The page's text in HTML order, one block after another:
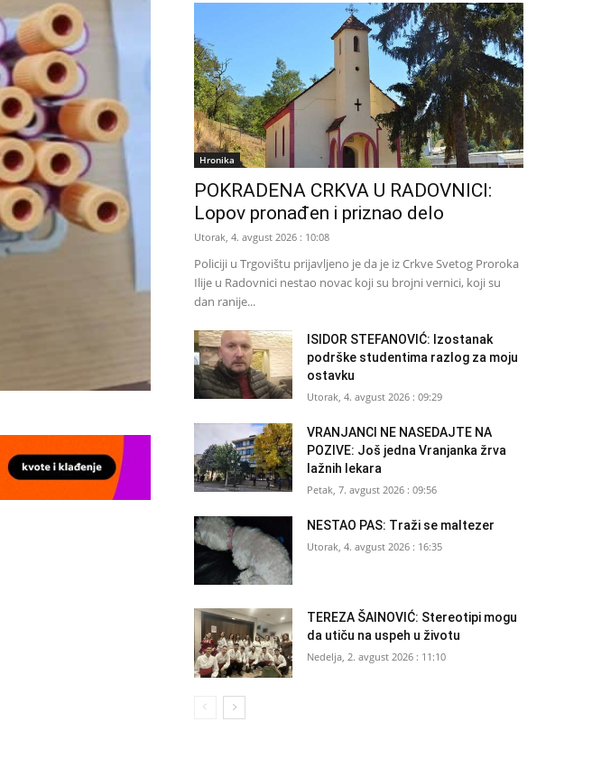
Hronika
POKRADENA CRKVA U RADOVNICI:
Lopov pronađen i priznao delo
Utorak, 4. avgust 2026 : 10:08
Policiji u Trgovištu prijavljeno je da je iz Crkve Svetog Proroka
Ilije u Radovnici nestao novac koji su brojni vernici, koji su
dan ranije...
ISIDOR STEFANOVIĆ: Izostanak
podrške studentima razlog za moju
ostavku
Utorak, 4. avgust 2026 : 09:29
VRANJANCI NE NASEDAJTE NA
POZIVE: Još jedna Vranjanka žrva
lažnih lekara
Petak, 7. avgust 2026 : 09:56
NESTAO PAS: Traži se maltezer
Utorak, 4. avgust 2026 : 16:35
TEREZA ŠAINOVIĆ: Stereotipi mogu
da utiču na uspeh u životu
Nedelja, 2. avgust 2026 : 11:10